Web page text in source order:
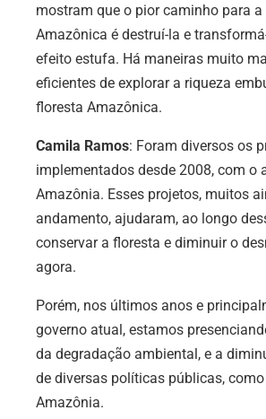
mostram que o pior caminho para a
Amazônica é destruí-la e
efeito estufa. Há maneiras muito
eficientes de explorar a riqueza
floresta Amazônica.
Camila Ramos: Foram diversos os
implementados desde 2008, com o
Amazônia. Esses projetos, muitos
andamento, ajudaram, ao longo
conservar a floresta e diminuir o
agora.
Porém, nos últimos anos e
governo atual, estamos
da degradação ambiental, e a
de diversas políticas públicas,
Amazônia.